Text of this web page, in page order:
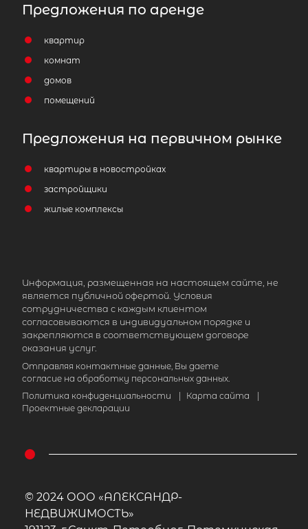
Предложения по аренде
квартир
комнат
домов
помещений
Предложения на первичном рынке
квартиры в новостройках
застройщики
жилые комплексы
Информация, размещенная на настоящем сайте, не
является публичной офертой. Условия
сотрудничества с каждым клиентом
согласовываются в индивидуальном порядке и
закрепляются в соответствующем договоре
оказания услуг.
Отправляя контактные данные, Вы даете
согласие на обработку персональных данных.
Политика конфиденциальности
Карта сайта
Проектные декларации
© 2024 ООО «АЛЕКСАНДР-
НЕДВИЖИМОСТЬ»